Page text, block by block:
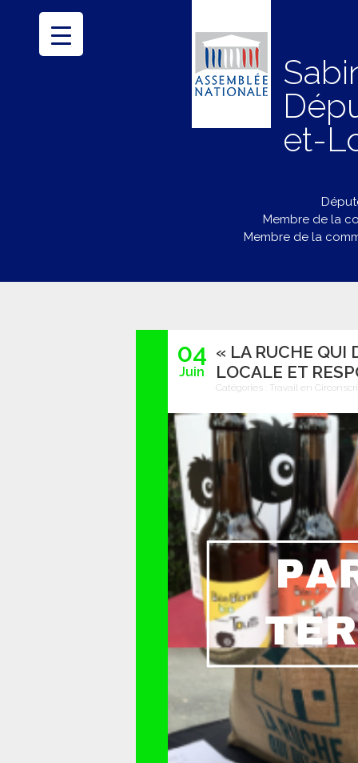
et-
Membre de la
Membre de la
04
Juin
« LA RUCHE QUI
LOCALE ET
Catégories : Travail en